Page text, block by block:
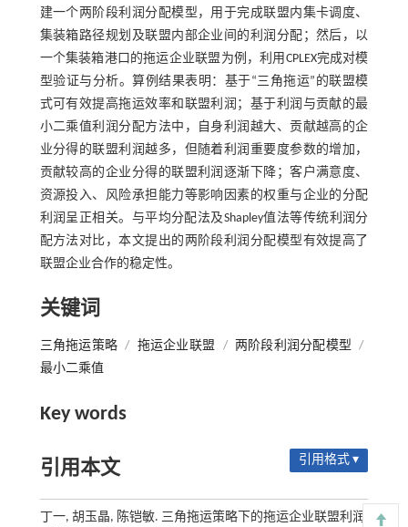
建一个两阶段利润分配模型，用于完成联盟内集卡调度、
集装箱路径规划及联盟内部企业间的利润分配；然后，以
一个集装箱港口的拖运企业联盟为例，利用CPLEX完成对模
型验证与分析。算例结果表明：基于“三角拖运”的联盟模
式可有效提高拖运效率和联盟利润；基于利润与贡献的最
小二乘值利润分配方法中，自身利润越大、贡献越高的企
业分得的联盟利润越多，但随着利润重要度参数的增加，
贡献较高的企业分得的联盟利润逐渐下降；客户满意度、
资源投入、风险承担能力等影响因素的权重与企业的分配
利润呈正相关。与平均分配法及Shapley值法等传统利润分
配方法对比，本文提出的两阶段利润分配模型有效提高了
联盟企业合作的稳定性。
关键词
三角拖运策略 / 拖运企业联盟 / 两阶段利润分配模型 /
最小二乘值
Key words
引用本文 引用格式 ▾
丁一, 胡玉晶, 陈铠敏. 三角拖运策略下的拖运企业联盟利润